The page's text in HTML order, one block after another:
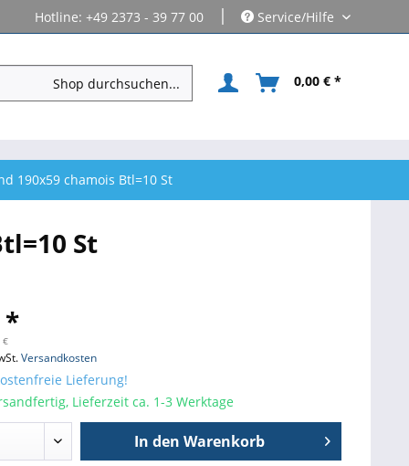
Hotline: +49 2373 - 39 77 00 | Service/Hilfe
0,00 € *
190x59 chamois Btl=10 St
St
*
€
Versandkosten
Lieferung!
Lieferzeit ca. 1-3 Werktage
In den Warenkorb